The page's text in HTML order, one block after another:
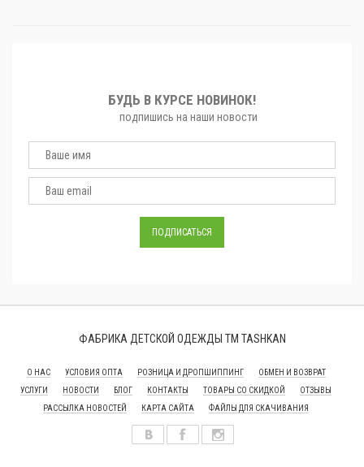
БУДЬ В КУРСЕ НОВИНОК!
подпишись на наши новости
ФАБРИКА ДЕТСКОЙ ОДЕЖДЫ ТМ TASHKAN
О НАС УСЛОВИЯ ОПТА РОЗНИЦА И ДРОПШИППИНГ
ОБМЕН И ВОЗВРАТ
УСЛУГИ
НОВОСТИ БЛОГ КОНТАКТЫ ТОВАРЫ СО СКИДКОЙ
ОТЗЫВЫ
РАССЫЛКА НОВОСТЕЙ
КАРТА САЙТА ФАЙЛЫ ДЛЯ СКАЧИВАНИЯ